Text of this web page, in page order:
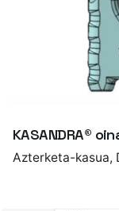
KASANDRA®
Azterketa-kasua